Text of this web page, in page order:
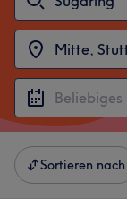
Sortieren nach